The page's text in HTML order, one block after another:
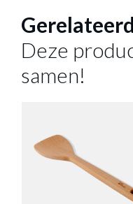
BREEDTE
HOOGTE
Meer afmetingen
Deze
samen!Lepel DELLIS
winkelmandje